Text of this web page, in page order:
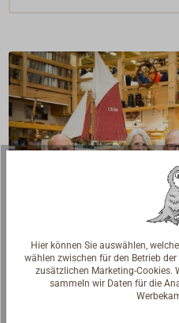
Fragen zum
Hier können Sie auswählen,
wählen zwischen für den Betrieb
zusätzlichen Marketing-Cookies.
sammeln wir Daten für die